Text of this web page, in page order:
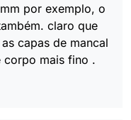
por exemplo, o
claro que
capas de mancal
corpo mais fino .